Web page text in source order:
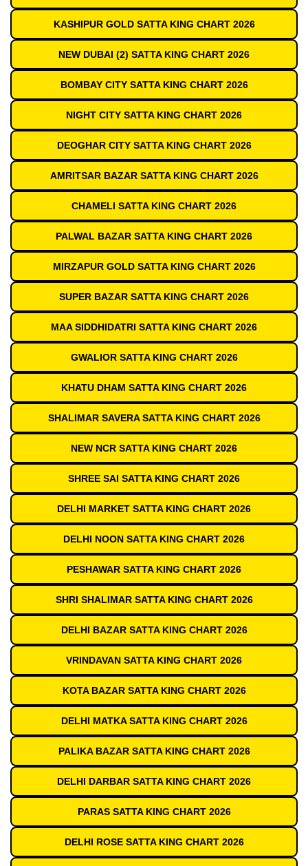
KASHIPUR GOLD SATTA KING CHART 2026
NEW DUBAI (2) SATTA KING CHART 2026
BOMBAY CITY SATTA KING CHART 2026
NIGHT CITY SATTA KING CHART 2026
DEOGHAR CITY SATTA KING CHART 2026
AMRITSAR BAZAR SATTA KING CHART 2026
CHAMELI SATTA KING CHART 2026
PALWAL BAZAR SATTA KING CHART 2026
MIRZAPUR GOLD SATTA KING CHART 2026
SUPER BAZAR SATTA KING CHART 2026
MAA SIDDHIDATRI SATTA KING CHART 2026
GWALIOR SATTA KING CHART 2026
KHATU DHAM SATTA KING CHART 2026
SHALIMAR SAVERA SATTA KING CHART 2026
NEW NCR SATTA KING CHART 2026
SHREE SAI SATTA KING CHART 2026
DELHI MARKET SATTA KING CHART 2026
DELHI NOON SATTA KING CHART 2026
PESHAWAR SATTA KING CHART 2026
SHRI SHALIMAR SATTA KING CHART 2026
DELHI BAZAR SATTA KING CHART 2026
VRINDAVAN SATTA KING CHART 2026
KOTA BAZAR SATTA KING CHART 2026
DELHI MATKA SATTA KING CHART 2026
PALIKA BAZAR SATTA KING CHART 2026
DELHI DARBAR SATTA KING CHART 2026
PARAS SATTA KING CHART 2026
DELHI ROSE SATTA KING CHART 2026